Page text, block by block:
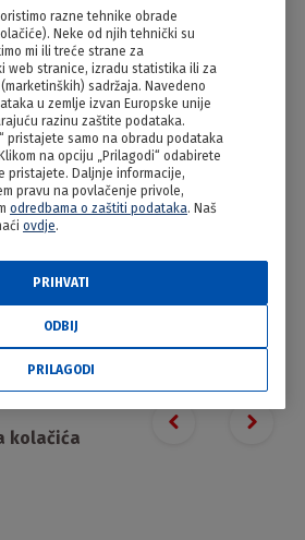
Previous slide
Next
kolačića
razne tehnike obrade
Neke od njih tehnički su
mi ili treće strane za
web stranice, izradu statistika ili za
sadržaja. Navedeno
u zemlje izvan Europske unije
razinu zaštite podataka.
pristajete samo na obradu podataka
na opciju „Prilagodi“ odabirete
pristajete. Daljnje informacije,
pravu na povlačenje privole,
odredbama o zaštiti podataka. Naš
ovdje.
ODBIJ
PRIHVATI
PRILAGODI